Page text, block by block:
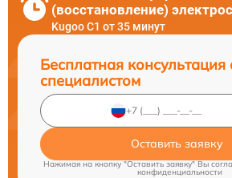
(восстановление)
Kugoo C1 от 35 минут
Бесплатная консультация
специалистом
Оставить заявку
Нажимая на кнопку "Оставить заявку" Вы
конфиденциальности